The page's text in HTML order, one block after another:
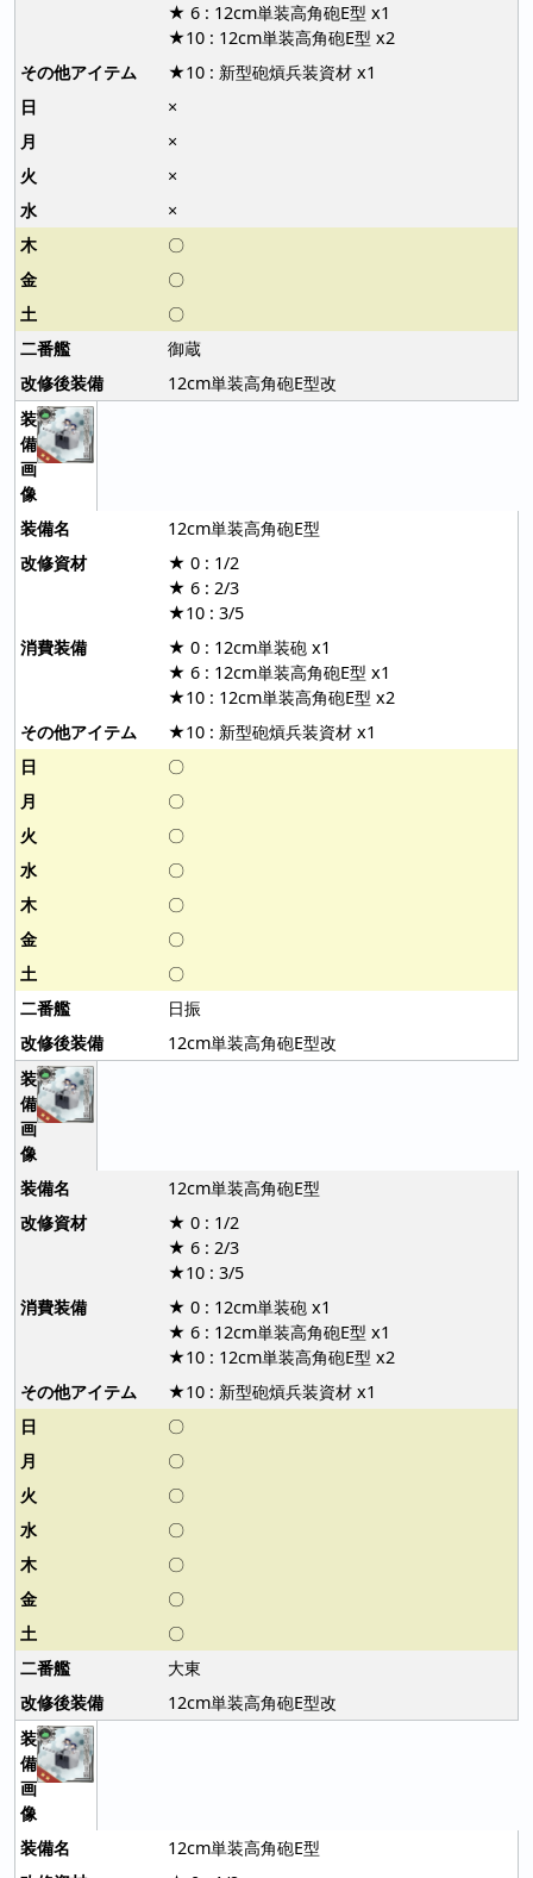
★ 6 : 12cm単装高角砲E型 x1
★10 : 12cm単装高角砲E型 x2
★10 : 新型砲熕兵装資材 x1
×
×
×
×
〇
〇
〇
御蔵
12cm単装高角砲E型改
12cm単装高角砲E型
★ 0 : 1/2
★ 6 : 2/3
★10 : 3/5
★ 0 : 12cm単装砲 x1
★ 6 : 12cm単装高角砲E型 x1
★10 : 12cm単装高角砲E型 x2
★10 : 新型砲熕兵装資材 x1
〇
〇
〇
〇
〇
〇
〇
日振
12cm単装高角砲E型改
12cm単装高角砲E型
★ 0 : 1/2
★ 6 : 2/3
★10 : 3/5
★ 0 : 12cm単装砲 x1
★ 6 : 12cm単装高角砲E型 x1
★10 : 12cm単装高角砲E型 x2
★10 : 新型砲熕兵装資材 x1
〇
〇
〇
〇
〇
〇
〇
大東
12cm単装高角砲E型改
12cm単装高角砲E型